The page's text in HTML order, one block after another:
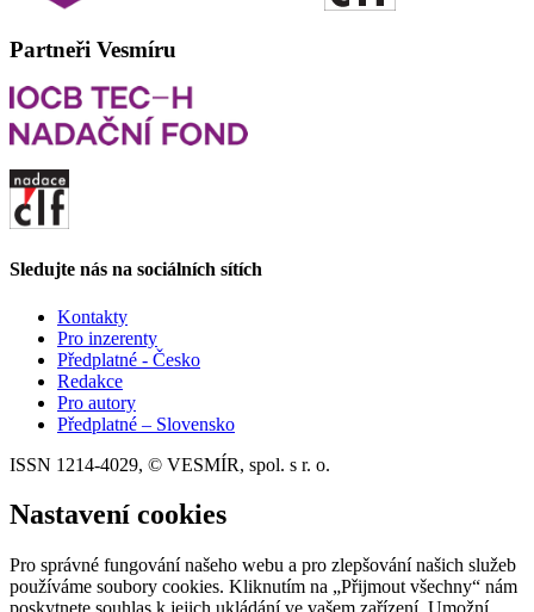
Partneři Vesmíru
Sledujte nás na sociálních sítích
Kontakty
Pro inzerenty
Předplatné - Česko
Redakce
Pro autory
Předplatné – Slovensko
ISSN 1214-4029, © VESMÍR, spol. s r. o.
Nastavení cookies
Pro správné fungování našeho webu a pro zlepšování našich služeb
používáme soubory cookies. Kliknutím na „Přijmout všechny“ nám